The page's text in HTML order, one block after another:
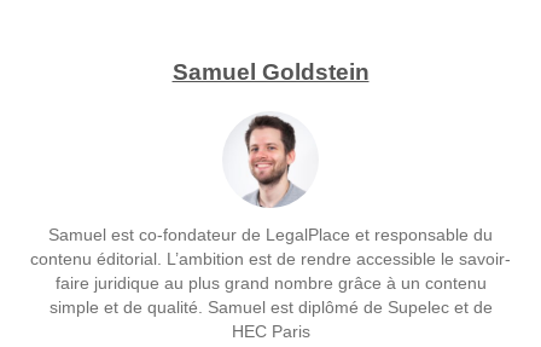
Samuel Goldstein
Samuel est co-fondateur de LegalPlace et responsable du
contenu éditorial. L’ambition est de rendre accessible le savoir-
faire juridique au plus grand nombre grâce à un contenu
simple et de qualité. Samuel est diplômé de Supelec et de
HEC Paris